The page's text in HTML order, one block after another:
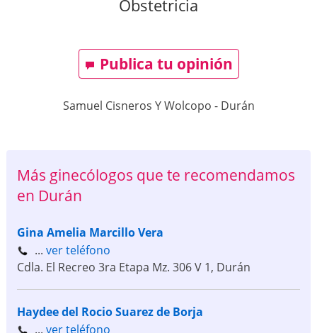
Obstetricia
Publica tu opinión
Samuel Cisneros Y Wolcopo - Durán
Más ginecólogos que te recomendamos
en Durán
Gina Amelia Marcillo Vera
... ver teléfono
Cdla. El Recreo 3ra Etapa Mz. 306 V 1, Durán
Haydee del Rocio Suarez de Borja
... ver teléfono